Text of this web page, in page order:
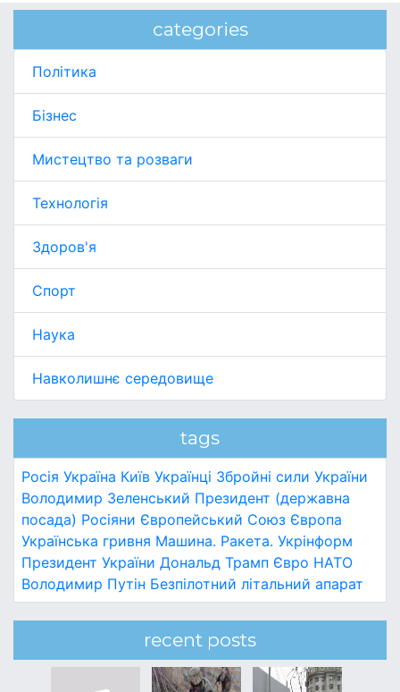
categories
Політика
Бізнес
Мистецтво та розваги
Технологія
Здоров'я
Спорт
Наука
Навколишнє середовище
tags
Росія Україна Київ Українці Збройні сили України
Володимир Зеленський Президент (державна
посада) Росіяни Європейський Союз Європа
Українська гривня Машина. Ракета. Укрінформ
Президент України Дональд Трамп Євро НАТО
Володимир Путін Безпілотний літальний апарат
recent posts